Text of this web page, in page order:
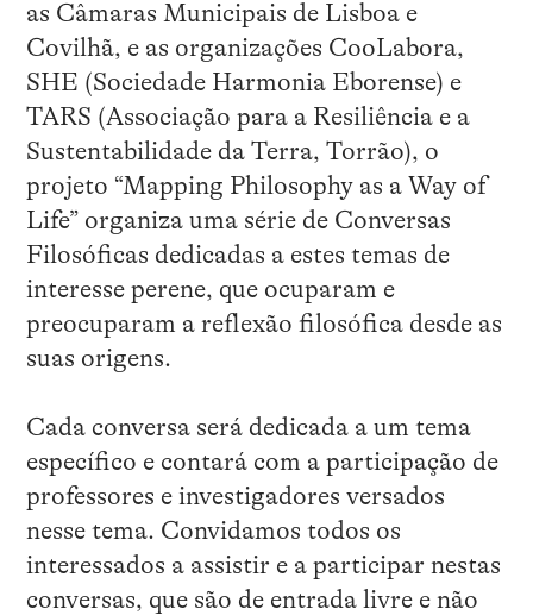
as Câmaras Municipais de Lisboa e
Covilhã, e as organizações CooLabora,
SHE (Sociedade Harmonia Eborense) e
TARS (Associação para a Resiliência e a
Sustentabilidade da Terra, Torrão), o
projeto “Mapping Philosophy as a Way of
Life” organiza uma série de Conversas
Filosóficas dedicadas a estes temas de
interesse perene, que ocuparam e
preocuparam a reflexão filosófica desde as
suas origens.
Cada conversa será dedicada a um tema
específico e contará com a participação de
professores e investigadores versados
nesse tema. Convidamos todos os
interessados a assistir e a participar nestas
conversas, que são de entrada livre e não